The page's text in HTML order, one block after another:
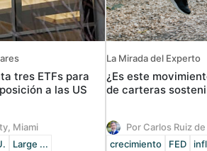
tres ETFs para
a las US
Miami
Large ...
La Mirada del Experto
¿Es este
de carteras
Por Carlos Ruiz
crecimiento
FED